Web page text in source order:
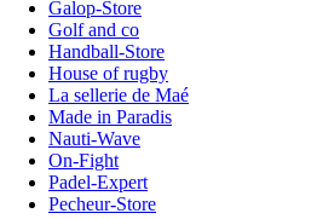
Galop-Store
Golf and co
Handball-Store
House of rugby
La sellerie de Maé
Made in Paradis
Nauti-Wave
On-Fight
Padel-Expert
Pecheur-Store